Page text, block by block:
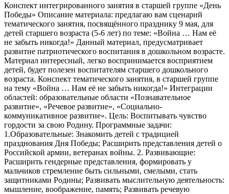
Конспект интегрированного занятия в старшей группе «День
Победы» Описание материала: предлагаю вам сценарий
тематического занятия, посвящённого празднику 9 мая, для
детей старшего возраста (5-6 лет) по теме: «Война … Нам её
не забыть никогда!» Данный материал, предусматривает
развитие патриотического воспитания в дошкольном возрасте.
Материал интересный, легко воспринимается восприятием
детей, будет полезен воспитателям старшего дошкольного
возраста. Конспект тематического занятия, в старшей группе
на тему «Война … Нам её не забыть никогда!» Интеграции
областей: образовательные области «Познавательное
развитие», «Речевое развитие», «Социально-
коммуникативное развитие». Цель: Воспитывать чувство
гордости за свою Родину. Программные задачи:
1.Образовательные: Знакомить детей с традицией
празднования Дня Победы; Расширить представления детей о
Российской армии, ветеранах войны. 2. Развивающие:
Расширить гендерные представления, формировать у
мальчиков стремление быть сильными, смелыми, стать
защитниками Родины; Развивать мыслительную деятельность:
мышление, воображение, память; Развивать речевую